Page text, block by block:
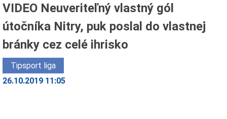
VIDEO Neuveriteľný vlastný gól
útočníka Nitry, puk poslal do vlastnej
bránky cez celé ihrisko
Tipsport liga
26.10.2019 11:05